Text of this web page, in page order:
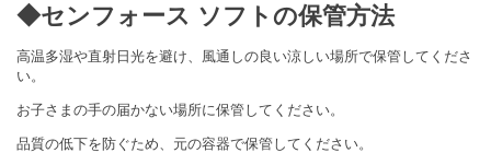
◆センフォース ソフト の保管方法
高温多湿や直射日光を避け、風通しの良い涼しい場所で保管してくださ
い。
お子さまの手の届かない場所に保管してください。
品質の低下を防ぐため、元の容器で保管してください。